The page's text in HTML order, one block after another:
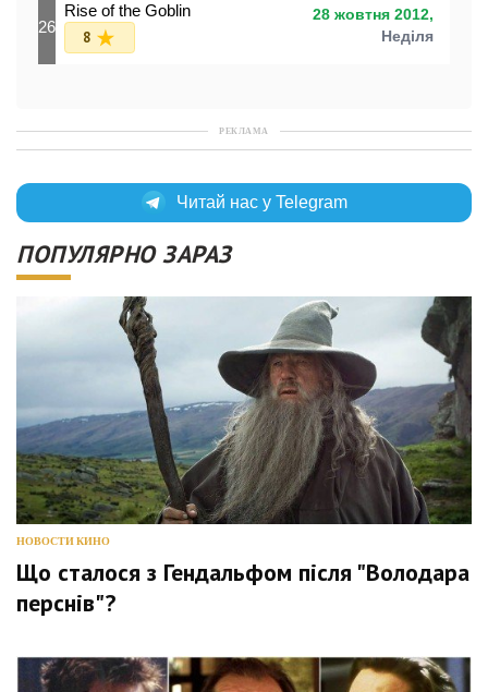
26
Rise of the Goblin
8
28 жовтня 2012,
Неділя
РЕКЛАМА
Читай нас у Telegram
ПОПУЛЯРНО ЗАРАЗ
НОВОСТИ КИНО
Що сталося з Гендальфом після "Володара
перснів"?